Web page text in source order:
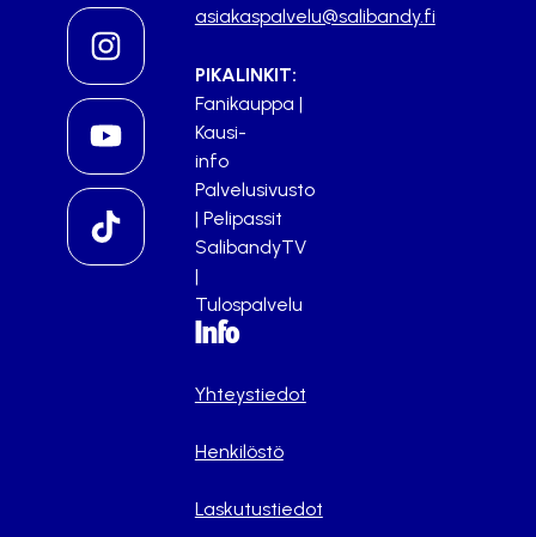
asiakaspalvelu@salibandy.fi
PIKALINKIT:
Fanikauppa |
Kausi-
info
Palvelusivusto
| Pelipassit
SalibandyTV
|
Tulospalvelu
Info
Yhteystiedot
Henkilöstö
Laskutustiedot